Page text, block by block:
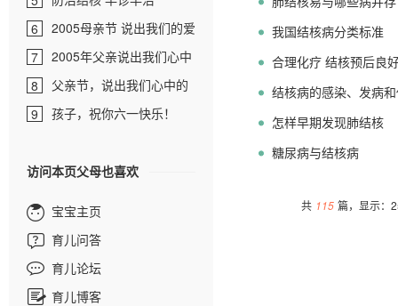
6
2005母亲节 说出我们的爱
7
2005年父亲说出我们心中
的爱
8
父亲节，说出我们心中的
爱
9 孩子，祝你六一快乐！
访问本页父母也喜欢
宝宝主页
育儿问答
育儿论坛
育儿博客
我国结核病分类标准
合理化疗 结核预后良
结核病的感染、发病
怎样早期发现肺结核
糖尿病与结核病
共 115 篇，显示：